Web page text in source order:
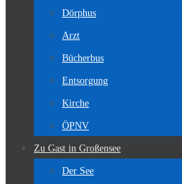
Dörphus
Arzt
Bücherbus
Entsorgung
Kirche
ÖPNV
Zu Gast in Großensee
Der See